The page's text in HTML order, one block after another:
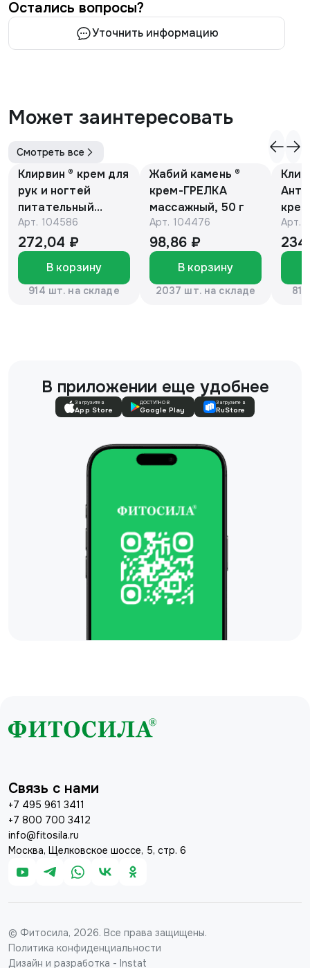
Остались вопросы?
Уточнить информацию
Может заинтересовать
Смотреть все
Клирвин ® крем для
рук и ногтей
питательный
против
гиперпигментации
для осветления
кожи 75 г
Арт. 104586
272,04 ₽
В корзину
914 шт. на складе
Жабий камень ®
крем-ГРЕЛКА
массажный, 50 г
Арт. 104476
98,86 ₽
В корзину
2037 шт. на складе
Е и
Арт.
В приложении еще удобнее
Загрузите в
App Store
ДОСТУПНО В
Google Play
Загрузите в
RuStore
Связь с нами
+7 495 961 3411
+7 800 700 3412
info@fitosila.ru
Москва, Щелковское шоссе, 5, стр. 6
© Фитосила, 2026. Все права защищены.
Политика конфиденциальности
Дизайн и разработка - Instat